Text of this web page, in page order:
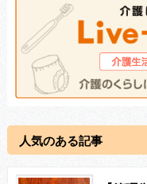
人気のある記事